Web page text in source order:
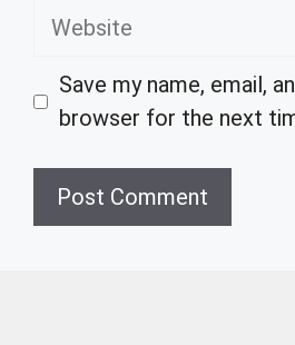
Website
Save my name, email,
browser for the next